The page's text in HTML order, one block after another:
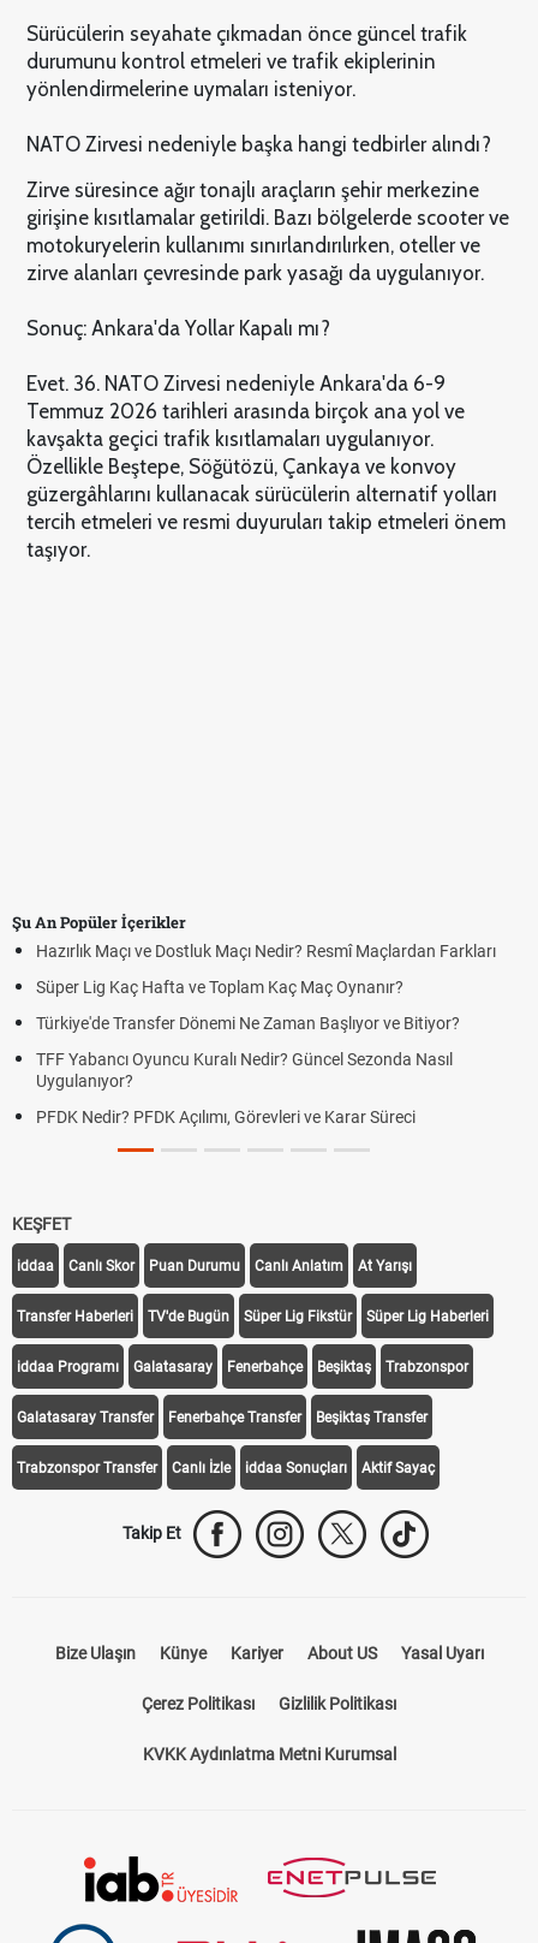
Sürücülerin seyahate çıkmadan önce güncel trafik
durumunu kontrol etmeleri ve trafik ekiplerinin
yönlendirmelerine uymaları isteniyor.
NATO Zirvesi nedeniyle başka hangi tedbirler alındı?
Zirve süresince ağır tonajlı araçların şehir merkezine
girişine kısıtlamalar getirildi. Bazı bölgelerde scooter ve
motokuryelerin kullanımı sınırlandırılırken, oteller ve
zirve alanları çevresinde park yasağı da uygulanıyor.
Sonuç: Ankara'da Yollar Kapalı mı?
Evet. 36. NATO Zirvesi nedeniyle Ankara'da 6-9
Temmuz 2026 tarihleri arasında birçok ana yol ve
kavşakta geçici trafik kısıtlamaları uygulanıyor.
Özellikle Beştepe, Söğütözü, Çankaya ve konvoy
güzergâhlarını kullanacak sürücülerin alternatif yolları
tercih etmeleri ve resmi duyuruları takip etmeleri önem
taşıyor.
Şu An Popüler İçerikler
Hazırlık Maçı ve Dostluk Maçı Nedir? Resmî Maçlardan Farkları
Süper Lig Kaç Hafta ve Toplam Kaç Maç Oynanır?
Türkiye'de Transfer Dönemi Ne Zaman Başlıyor ve Bitiyor?
TFF Yabancı Oyuncu Kuralı Nedir? Güncel Sezonda Nasıl
Uygulanıyor?
PFDK Nedir? PFDK Açılımı, Görevleri ve Karar Süreci
KEŞFET
iddaa Canlı Skor Puan Durumu Canlı Anlatım At Yarışı
Transfer Haberleri TV'de Bugün Süper Lig Fikstür Süper Lig Haberleri
iddaa Programı Galatasaray Fenerbahçe Beşiktaş Trabzonspor
Galatasaray Transfer Fenerbahçe Transfer Beşiktaş Transfer
Trabzonspor Transfer Canlı İzle iddaa Sonuçları Aktif Sayaç